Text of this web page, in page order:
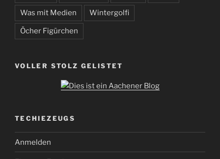
Was mit Medien Wintergolfi
Öcher Figürchen
VOLLER STOLZ GELISTET
TECHIEZEUGS
Anmelden